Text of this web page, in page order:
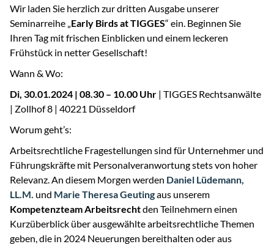
Wir laden Sie herzlich zur dritten Ausgabe unserer
Seminarreihe „ Early Birds at TIGGES“ ein. Beginnen Sie
Ihren Tag mit frischen Einblicken und einem leckeren
Frühstück in netter Gesellschaft!
Wann & Wo:
Di, 30.01.2024 | 08.30 – 10.00 Uhr | TIGGES Rechtsanwälte
| Zollhof 8 | 40221 Düsseldorf
Worum geht’s:
Arbeitsrechtliche Fragestellungen sind für Unternehmer und
Führungskräfte mit Personalveranwortung stets von hoher
Relevanz. An diesem Morgen werden Daniel Lüdemann,
LL.M. und Marie Theresa Geutingaus unserem
Kompetenzteam Arbeitsrechtden Teilnehmern einen
Kurzüberblick über ausgewählte arbeitsrechtliche Themen
geben, die in 2024 Neuerungen bereithalten oder aus